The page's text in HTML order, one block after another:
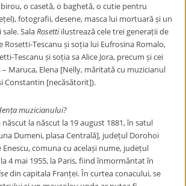
o casetă, o baghetă, o cutie pentru
fotografii, desene, masca lui mortuară și un
SalaRosettiilustrează cele trei generații de
Rosetti-Tescanu și soția lui Eufrosina Romalo,
Tescanu și soția sa Alice Jora, precum și cei
Maruca, Elena [Nelly, măritată cu muzicianul
Constantin [necăsătorit]).
muzicianului?
născut la născut la 19 august 1881, în satul
Dumeni, plasa Centrală], județul Dorohoi
Enescu, comuna cu același nume, județul
4 mai 1955, la Paris, fiind înmormântat în
din capitala Franței.În curtea conacului, se